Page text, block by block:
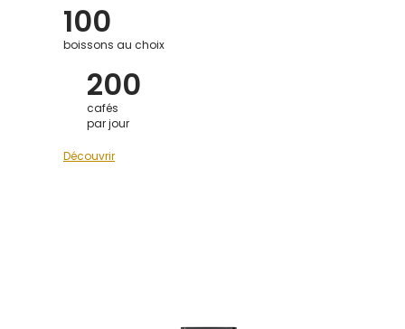
100
boissons au choix
200
cafés
par jour
Découvrir